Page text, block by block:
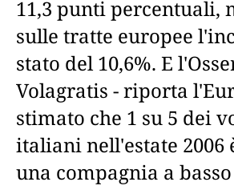
11,3 punti percentuali,
sulle tratte europee
stato del 10,6%. E
Volagratis - riporta
stimato che 1 su 5 dei
italiani nell'estate 2006
una compagnia a